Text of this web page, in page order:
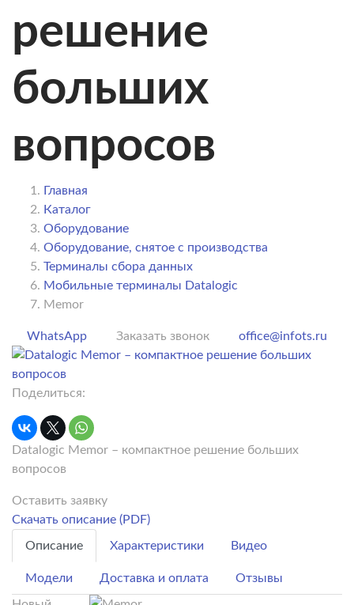
решение
больших
вопросов
Главная
Каталог
Оборудование
Оборудование, снятое с производства
Терминалы сбора данных
Мобильные терминалы Datalogic
Memor
WhatsApp Заказать звонок office@infots.ru
Поделиться:
Datalogic Memor – компактное решение больших
вопросов
Оставить заявку
Скачать описание (PDF)
Описание Характеристики Видео
Модели Доставка и оплата Отзывы